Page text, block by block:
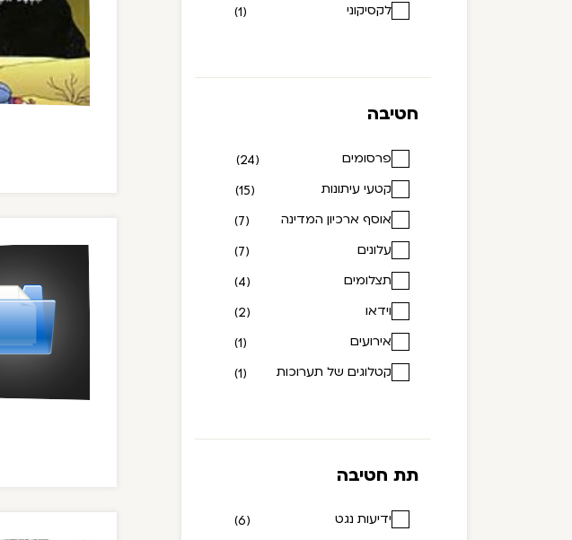
לקסיקוני
(1)
חטיבה
פרסומים
(24)
קטעי עיתונות
(15)
אוסף ארכיון המדינה
(7)
עלונים
(7)
תצלומים
(4)
וידאו
(2)
אירועים
(1)
קטלוגים של תערוכות
(1)
תת חטיבה
ידיעות נגט
(6)